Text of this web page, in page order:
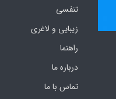
تنفسی
زیبایی و لاغری
راهنما
درباره ما
تماس با ما